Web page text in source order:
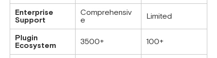
Enterprise
Support
Comprehensiv
e
Limited
Plugin
Ecosystem
3500+ 100+